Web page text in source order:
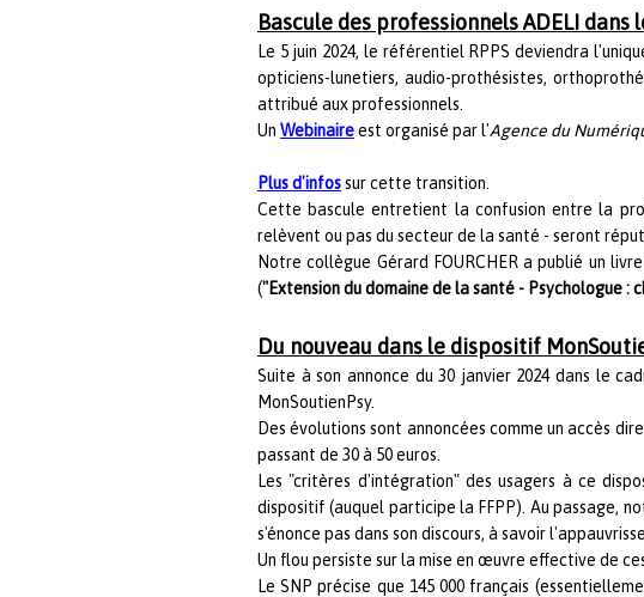
Bascule des professionnels ADELI dans
Le 5 juin 2024, le référentiel RPPS deviendra
opticiens-lunetiers, audio-prothésistes,
attribué aux professionnels.
Un Webinaireest organisé par l'Agence du
Plus d'infossur cette transition.
Cette bascule entretient la confusion entre la
relèvent ou pas du secteur de la santé - seront
Notre collègue Gérard FOURCHER a publié un
("Extension du domaine de la santé - Psychologue :
Du nouveau dans le dispositif
Suite à son annonce du 30 janvier 2024 dans le
MonSoutienPsy.
Des évolutions sont annoncées comme un accès
passant de 30 à 50 euros.
Les "critères d'intégration" des usagers à ce
dispositif (auquel participe la FFPP). Au passage,
s'énonce pas dans son discours, à savoir
Un flou persiste sur la mise en œuvre effective de
Le SNP précise que 145 000 français